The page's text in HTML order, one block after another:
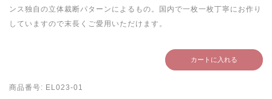
ンス独自の立体裁断パターンによるもの。国内で一枚一枚丁寧にお作り
していますので末長くご愛用いただけます。
カートに入れる
商品番号: EL023-01